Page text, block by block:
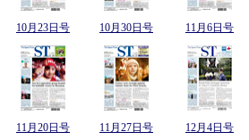
10月23日号 10月30日号 11月6日号
11月20日号 11月27日号 12月4日号